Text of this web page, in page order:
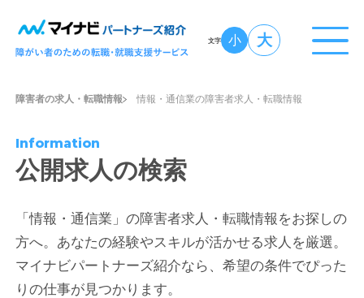
文字 小 大
障害者の求人・転職情報 情報・通信業の障害者求人・転職情報
Information
公開求人の検索
「情報・通信業」の障害者求人・転職情報をお探しの
方へ。あなたの経験やスキルが活かせる求人を厳選。
マイナビパートナーズ紹介なら、希望の条件でぴった
りの仕事が見つかります。